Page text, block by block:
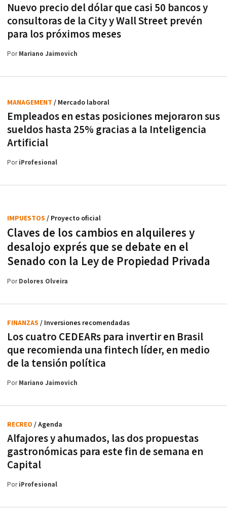
Nuevo precio del dólar que casi 50 bancos y
consultoras de la City y Wall Street prevén
para los próximos meses
PorMariano Jaimovich
Empleados en estas posiciones mejoraron sus
sueldos hasta 25% gracias a la Inteligencia
Artificial
MANAGEMENT / Mercado laboral
PoriProfesional
Claves de los cambios en alquileres y
desalojo exprés que se debate en el
Senado con la Ley de Propiedad Privada
IMPUESTOS / Proyecto oficial
PorDolores Olveira
Los cuatro CEDEARs para invertir en Brasil
que recomienda una fintech líder, en medio
de la tensión política
FINANZAS / Inversiones recomendadas
PorMariano Jaimovich
Alfajores y ahumados, las dos propuestas
gastronómicas para este fin de semana en
Capital
RECREO / Agenda
PoriProfesional